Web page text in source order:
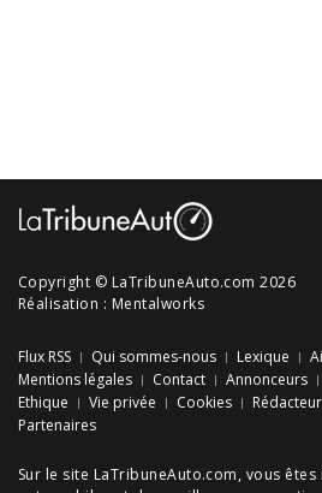
Copyright © LaTribuneAuto.com 2026
Réalisation : Mentalworks
Flux RSS Qui sommes-nous Lexique
Mentions légales
Contact Annonceurs
Ethique
Vie privée Cookies Rédacteur
Partenaires
Sur le site LaTribuneAuto.com, vous